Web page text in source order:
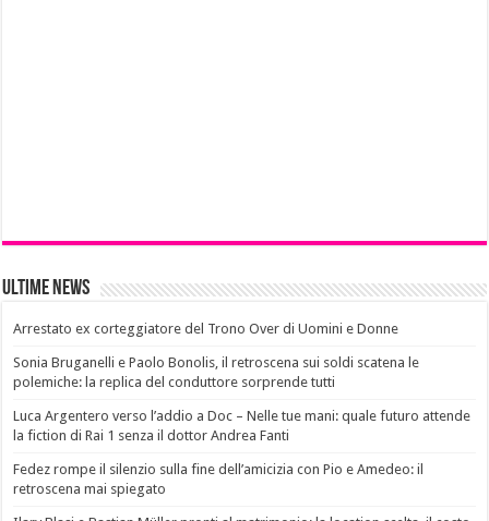
Ultime News
Arrestato ex corteggiatore del Trono Over di Uomini e Donne
Sonia Bruganelli e Paolo Bonolis, il retroscena sui soldi scatena le
polemiche: la replica del conduttore sorprende tutti
Luca Argentero verso l’addio a Doc – Nelle tue mani: quale futuro attende
la fiction di Rai 1 senza il dottor Andrea Fanti
Fedez rompe il silenzio sulla fine dell’amicizia con Pio e Amedeo: il
retroscena mai spiegato